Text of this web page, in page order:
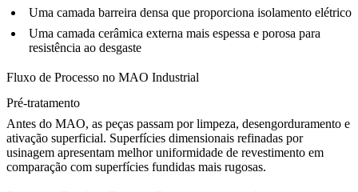
Uma camada barreira densa que proporciona isolamento elétrico
Uma camada cerâmica externa mais espessa e porosa para
resistência ao desgaste
Fluxo de Processo no MAO Industrial
Pré-tratamento
Antes do MAO, as peças passam por limpeza, desengorduramento e
ativação superficial. Superfícies dimensionais refinadas por
usinagem apresentam melhor uniformidade de revestimento em
comparação com superfícies fundidas mais rugosas.